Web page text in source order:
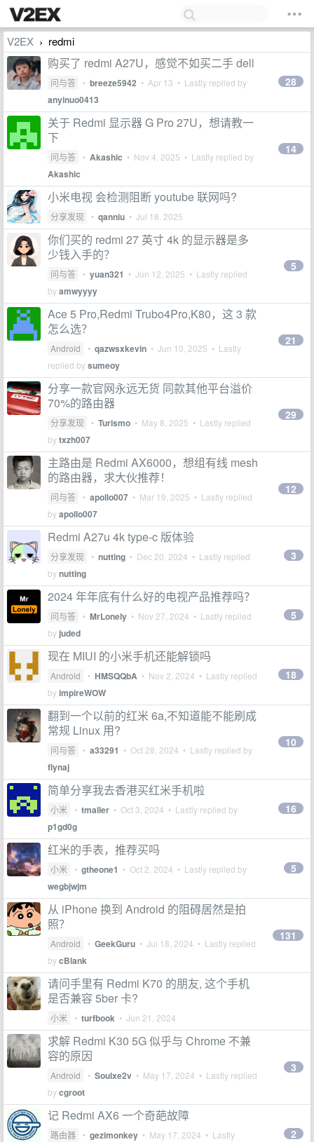
V2EX › redmi
购买了 redmi A27U，感觉不如买二手 dell
问与答 • breeze5942 • Apr 13 • Lastly replied by
anyinuo0413
28
关于 Redmi 显示器 G Pro 27U，想请教一
下
问与答 • Akashic • Nov 4, 2025 • Lastly replied by
Akashic
14
小米电视 会检测阻断 youtube 联网吗?
分享发现 • qanniu • Jul 18, 2025
你们买的 redmi 27 英寸 4k 的显示器是多
少钱入手的？
问与答 • yuan321 • Jun 12, 2025 • Lastly replied
byamwyyyy
5
Ace 5 Pro,Redmi Trubo4Pro,K80，这 3 款
怎么选？
Android • qazwsxkevin • Jun 10, 2025 • Lastly
replied bysumeoy
21
分享一款官网永远无货 同款其他平台溢价
70%的路由器
分享发现 • Turismo • May 8, 2025 • Lastly replied
bytxzh007
29
主路由是 Redmi AX6000，想组有线 mesh
的路由器，求大伙推荐！
问与答 • apollo007 • Mar 19, 2025 • Lastly replied
byapollo007
12
Redmi A27u 4k type-c 版体验
分享发现 • nutting • Dec 20, 2024 • Lastly replied
bynutting
3
2024 年年底有什么好的电视产品推荐吗？
问与答 • MrLonely • Nov 27, 2024 • Lastly replied
by juded
5
现在 MIUI 的小米手机还能解锁吗
Android • HMSQQbA • Nov 2, 2024 • Lastly replied
byimpireWOW
18
翻到一个以前的红米 6a,不知道能不能刷成
常规 Linux 用?
问与答 • a33291 • Oct 28, 2024 • Lastly replied by
flynaj
10
简单分享我去香港买红米手机啦
小米 • tmaller • Oct 3, 2024 • Lastly replied by
p1gd0g
16
红米的手表，推荐买吗
小米 • gtheone1 • Oct 2, 2024 • Lastly replied by
wegbjwjm
5
从 iPhone 换到 Android 的阻碍居然是拍
照？
Android • GeekGuru • Jul 18, 2024 • Lastly replied
bycBlank
131
请问手里有 Redmi K70 的朋友, 这个手机
是否兼容 5ber 卡?
小米 • turfbook • Jun 21, 2024
求解 Redmi K30 5G 似乎与 Chrome 不兼
容的原因
Android • Soulxe2v • May 17, 2024 • Lastly replied
bycgroot
3
记 Redmi AX6 一个奇葩故障
路由器 • gezimonkey • May 17, 2024 • Lastly
2